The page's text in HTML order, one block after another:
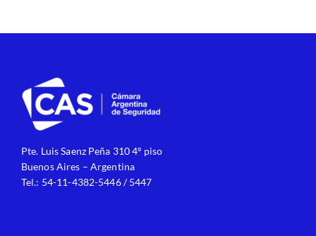
Pte. Luis Saenz Peña 310 4º piso
Buenos Aires – Argentina
Tel.: 54-11-4382-5446 / 5447